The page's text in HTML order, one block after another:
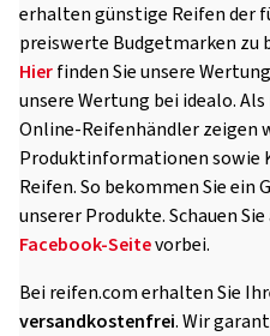
erhalten günstige Reifen der
preiswerte Budgetmarken zu
Hierfinden Sie unsere
unsere Wertung bei idealo.
Online-Reifenhändler zeigen
Produktinformationen sowie
Reifen. So bekommen Sie ein
unserer Produkte. Schauen
Facebook-Seitevorbei.
Bei reifen.com erhalten Sie
versandkostenfrei. Wir